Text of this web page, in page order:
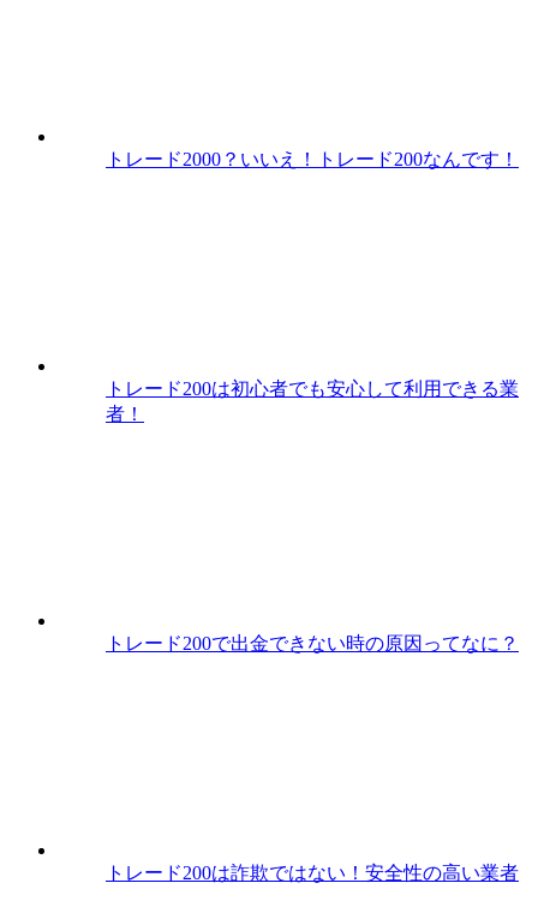
トレード2000？いいえ！トレード200なんです！
トレード200は初心者でも安心して利用できる業
者！
トレード200で出金できない時の原因ってなに？
トレード200は詐欺ではない！安全性の高い業者